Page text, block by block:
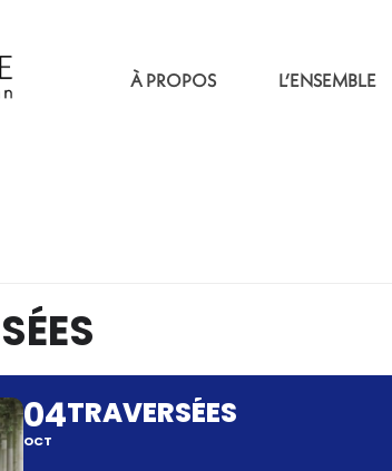
À PROPOS L’ENSEMBLE
04
OCT
TRAVERSÉES